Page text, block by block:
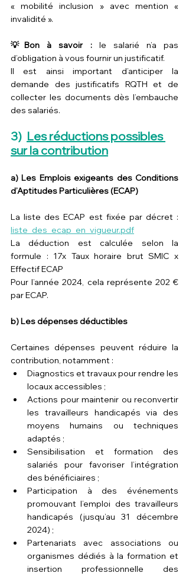
« mobilité inclusion » avec mention «
invalidité ».
💡Bon à savoir : le salarié n’a pas
d’obligation à vous fournir un justificatif.
Il est ainsi important d’anticiper la
demande des justificatifs RQTH et de
collecter les documents dès l’embauche
des salariés.
3) Les réductions possibles
sur la contribution
a) Les Emplois exigeants des Conditions
d’Aptitudes Particulières (ECAP)
liste_des_ecap_en_vigueur.pdf
La déduction est calculée selon la
formule : 17x Taux horaire brut SMIC x
Effectif ECAP
Pour l’année 2024, cela représente 202 €
par ECAP.
b) Les dépenses déductibles
Certaines dépenses peuvent réduire la
contribution, notamment :
Diagnostics et travaux pour rendre les
locaux accessibles ;
Actions pour maintenir ou reconvertir
les travailleurs handicapés via des
moyens humains ou techniques
adaptés ;
Sensibilisation et formation des
salariés pour favoriser l’intégration
des bénéficiaires ;
Participation à des événements
promouvant l’emploi des travailleurs
handicapés (jusqu’au 31 décembre
2024) ;
Partenariats avec associations ou
organismes dédiés à la formation et
insertion professionnelle des